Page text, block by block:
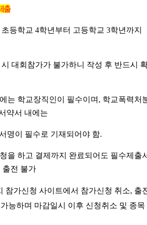
출
초등학교4학년부터 고등학교3학년까지
대회참가가 불가하니 작성 후 반드시
는 학교장직인이 필수이며 , 학교폭력처
약서 내에는
명이 필수로 기재되어야 함.
을 하고 결제까지 완료되어도 필수제출
출전 불가
참가신청 사이트에서 참가신청 취소, 출
능하며 마감일시 이후 신청취소 및 종목